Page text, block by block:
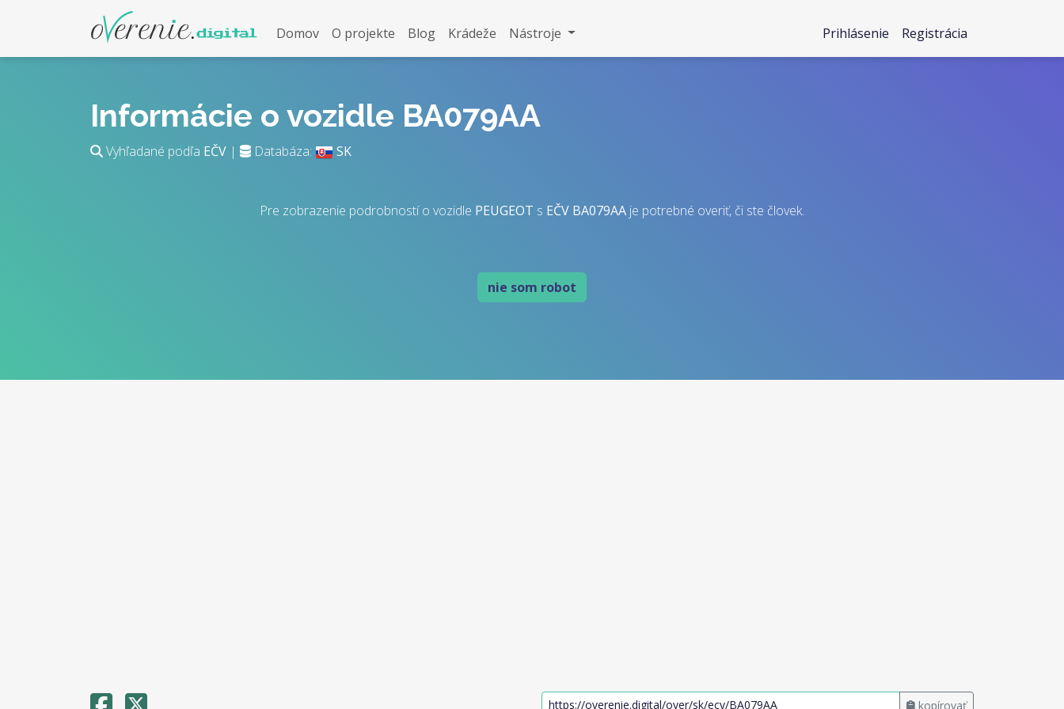
Domov O projekte Blog Krádeže Nástroje Prihlásenie Registrácia
Informácie o vozidle BA079AA
Vyhľadané podľa EČV | Databáza: SK
Pre zobrazenie podrobností o vozidle PEUGEOT s EČV BA079AA je potrebné overiť, či ste človek.
nie som robot
kopírovať